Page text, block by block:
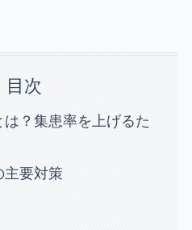
目次
は？集患率を上げるた
主要対策